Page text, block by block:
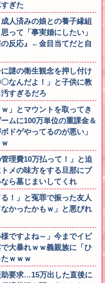
ぎた
人済みの娘との養子縁組
って「事実婚にしたい」
反応』←金目当てだと自
謎の衛生観念を押し付け
なんだよ！」と子供に教
すぎるだろ
」とマウントを取ってき
ムに100万単位の重課金＆
ドゲやってるのが悪い」
理費10万払って！」と迫
メの味方をする旦那にブ
ら墓じまいしてくれ
！」と冤罪で振った友人
かったかもｗ」と悪びれ
ですよね～」今までイビ
大暴れｗｗ義親族に「ひ
ｗｗｗ
要求…15万出した直後に